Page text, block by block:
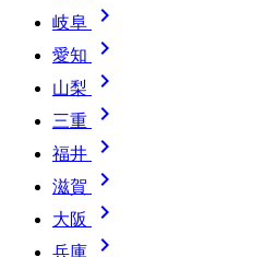
岐阜 
愛知 
山梨 
三重 
福井 
滋賀 
大阪 
兵庫 